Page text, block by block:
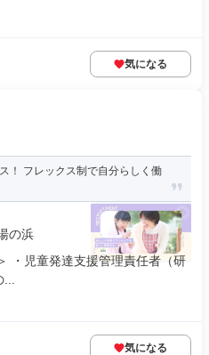
気になる
！ フレックス制で自分らしく働
の浜
・児童発達支援管理責任者（研
気になる